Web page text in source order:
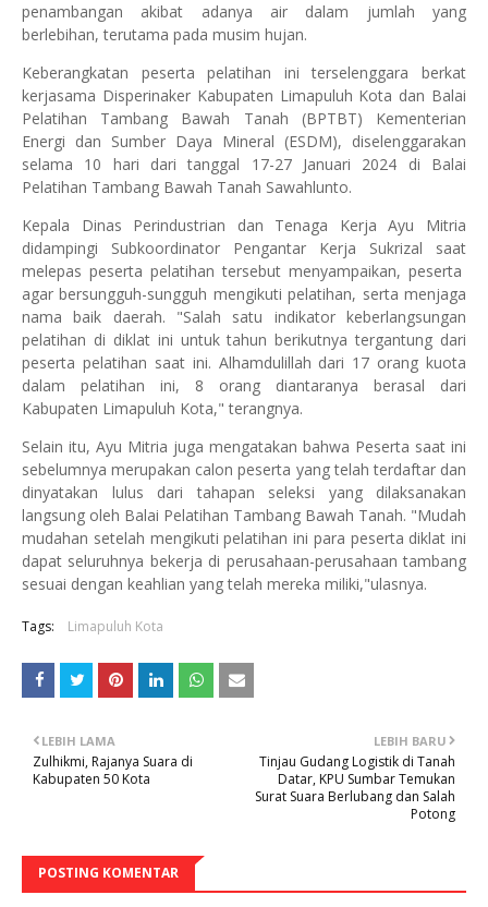
penambangan akibat adanya air dalam jumlah yang
berlebihan, terutama pada musim hujan.
Keberangkatan peserta pelatihan ini terselenggara berkat
kerjasama Disperinaker Kabupaten Limapuluh Kota dan Balai
Pelatihan Tambang Bawah Tanah (BPTBT) Kementerian
Energi dan Sumber Daya Mineral (ESDM), diselenggarakan
selama 10 hari dari tanggal 17-27 Januari 2024 di Balai
Pelatihan Tambang Bawah Tanah Sawahlunto.
Kepala Dinas Perindustrian dan Tenaga Kerja Ayu Mitria
didampingi Subkoordinator Pengantar Kerja Sukrizal saat
melepas peserta pelatihan tersebut menyampaikan, peserta
agar bersungguh-sungguh mengikuti pelatihan, serta menjaga
nama baik daerah. "Salah satu indikator keberlangsungan
pelatihan di diklat ini untuk tahun berikutnya tergantung dari
peserta pelatihan saat ini. Alhamdulillah dari 17 orang kuota
dalam pelatihan ini, 8 orang diantaranya berasal dari
Kabupaten Limapuluh Kota," terangnya.
Selain itu, Ayu Mitria juga mengatakan bahwa Peserta saat ini
sebelumnya merupakan calon peserta yang telah terdaftar dan
dinyatakan lulus dari tahapan seleksi yang dilaksanakan
langsung oleh Balai Pelatihan Tambang Bawah Tanah. "Mudah
mudahan setelah mengikuti pelatihan ini para peserta diklat ini
dapat seluruhnya bekerja di perusahaan-perusahaan tambang
sesuai dengan keahlian yang telah mereka miliki,"ulasnya.
Tags: Limapuluh Kota
LEBIH BARU
Tinjau Gudang Logistik di Tanah
Datar, KPU Sumbar Temukan
Surat Suara Berlubang dan Salah
Potong
LEBIH LAMA
Zulhikmi, Rajanya Suara di
Kabupaten 50 Kota
POSTING KOMENTAR